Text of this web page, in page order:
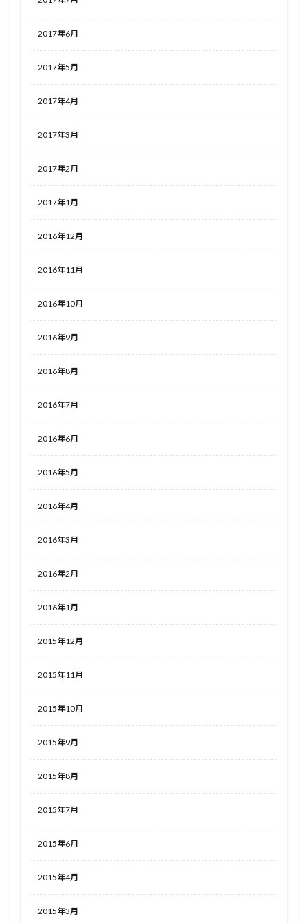
2017年6月
2017年5月
2017年4月
2017年3月
2017年2月
2017年1月
2016年12月
2016年11月
2016年10月
2016年9月
2016年8月
2016年7月
2016年6月
2016年5月
2016年4月
2016年3月
2016年2月
2016年1月
2015年12月
2015年11月
2015年10月
2015年9月
2015年8月
2015年7月
2015年6月
2015年4月
2015年3月